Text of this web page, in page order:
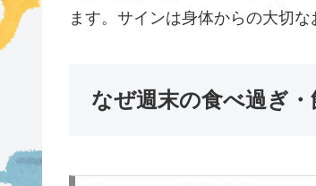
ます。サインは身体からの大切
なぜ週末の食べ過ぎ